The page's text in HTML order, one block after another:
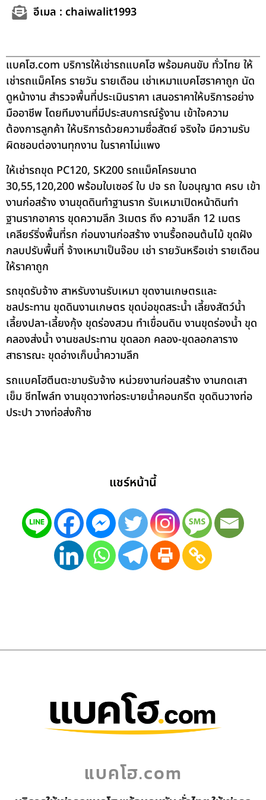
อีเมล : chaiwalit1993
แบคโฮ.com บริการให้เช่ารถแบคโฮ พร้อมคนขับ ทั่วไทย ให้
เช่ารถแม็คโคร รายวัน รายเดือน เช่าเหมาแบคโฮราคาถูก นัด
ดูหน้างาน สำรวจพื้นที่ประเมินราคา เสนอราคาให้บริการอย่าง
มืออาชีพ โดยทีมงานที่มีประสบการณ์รู้งาน เข้าใจความ
ต้องการลูกค้า ให้บริการด้วยความซื่อสัตย์ จริงใจ มีความรับ
ผิดชอบต่องานทุกงาน ในราคาไม่แพง
ให้เช่ารถขุด PC120, SK200 รถแม็คโครขนาด
30,55,120,200 พร้อมใบเซอร์ ใบ ปจ รถ ใบอนุญาต ครบ เข้า
งานก่อสร้าง งานขุดดินทำฐานราก รับเหมาเปิดหน้าดินทำ
ฐานรากอาคาร ขุดความลึก 3เมตร ถึง ความลึก 12 เมตร
เคลียร์ริ่งพื้นที่รก ก่อนงานก่อสร้าง งานรื้อถอนต้นไม้ ขุดฝัง
กลบปรับพื้นที่ จ้างเหมาเป็นจ๊อบ เช่า รายวันหรือเช่า รายเดือน
ให้ราคาถูก
รถขุดรับจ้าง สาหรับงานรับเหมา ขุดงานเกษตรและ
ชลประทาน ขุดดินงานเกษตร ขุดบ่อขุดสระน้ำ เลี้ยงสัตว์น้ำ
เลี้ยงปลา-เลี้ยงกุ้ง ขุดร่องสวน ทำเขื่อนดิน งานขุดร่องน้ำ ขุด
คลองส่งน้ำ งานชลประทาน ขุดลอก คลอง-ขุดลอกลาราง
สาธารณะ ขุดอ่างเก็บน้ำความลึก
รถแบคโฮตีนตะขาบรับจ้าง หน่วยงานก่อนสร้าง งานกดเสา
เข็ม ชีทไพล์ท งานขุดวางท่อระบายน้ำคอนกรีต ขุดดินวางท่อ
ประปา วางท่อส่งก๊าซ
แชร์หน้านี้
แบคโฮ.com